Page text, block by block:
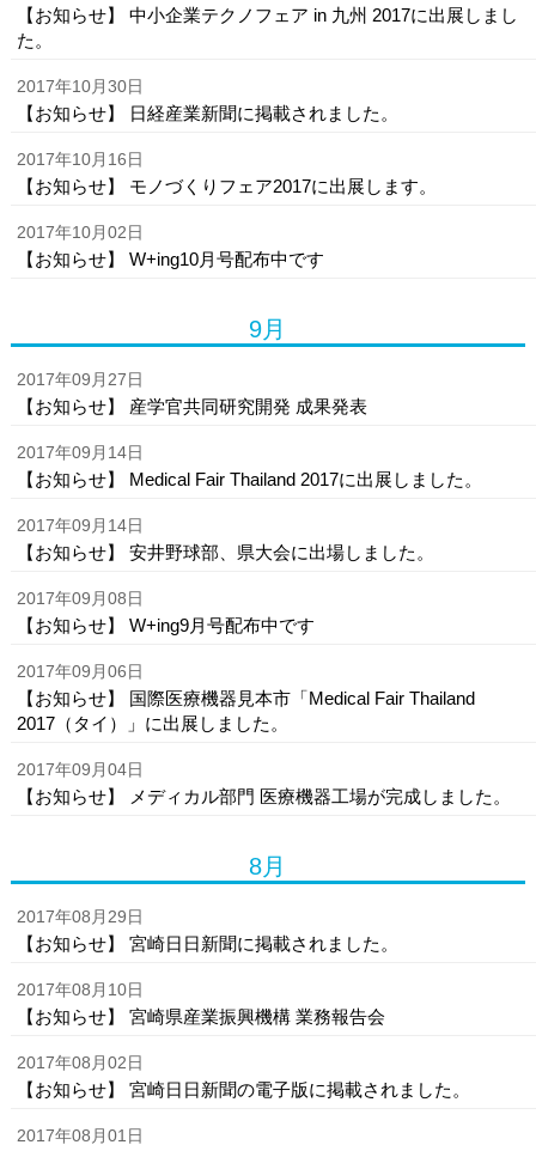
【お知らせ】 中小企業テクノフェア in 九州 2017に出展しまし
た。
2017年10月30日
【お知らせ】 日経産業新聞に掲載されました。
2017年10月16日
【お知らせ】 モノづくりフェア2017に出展します。
2017年10月02日
【お知らせ】 W+ing10月号配布中です
9月
2017年09月27日
【お知らせ】 産学官共同研究開発 成果発表
2017年09月14日
【お知らせ】 Medical Fair Thailand 2017に出展しました。
2017年09月14日
【お知らせ】 安井野球部、県大会に出場しました。
2017年09月08日
【お知らせ】 W+ing9月号配布中です
2017年09月06日
【お知らせ】 国際医療機器見本市「Medical Fair Thailand
2017（タイ）」に出展しました。
2017年09月04日
【お知らせ】 メディカル部門 医療機器工場が完成しました。
8月
2017年08月29日
【お知らせ】 宮崎日日新聞に掲載されました。
2017年08月10日
【お知らせ】 宮崎県産業振興機構 業務報告会
2017年08月02日
【お知らせ】 宮崎日日新聞の電子版に掲載されました。
2017年08月01日